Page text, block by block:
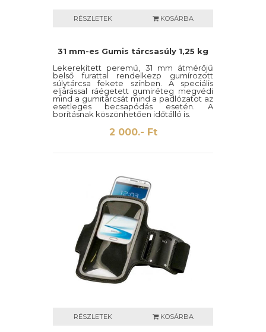
RÉSZLETEK KOSÁRBA
31 mm-es Gumis tárcsasúly 1,25 kg
Lekerekített peremű, 31 mm átmérőjű
belső furattal rendelkezp gumírozott
súlytárcsa fekete színben. A speciális
eljárással ráégetett gumiréteg megvédi
mind a gumitárcsát mind a padlózatot az
esetleges becsapódás esetén. A
borításnak köszönhetően időtálló is.
2 000.- Ft
RÉSZLETEK KOSÁRBA